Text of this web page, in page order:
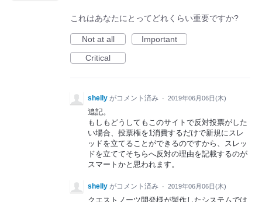
これはあなたにとってどれくらい重要ですか?
Not at all
Important
Critical
shelly がコメント済み · 2019年06月06日(木)
追記。
もしもどうしてもこのサイトで反対投票がした
い場合、投票権を1消費するだけで新規にスレ
ッドを立てることができるのですから、スレッ
ドを立ててそちらへ反対の理由を記載するのが
スマートかと思われます。
shelly がコメント済み · 2019年06月06日(木)
クエストノーツ開発様が製作したシステムでは